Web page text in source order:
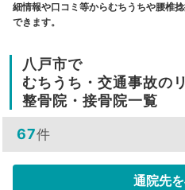
細情報や口コミ等からむちうちや腰椎
できます。
八戸市で
むちうち・交通事故の
整骨院・接骨院一覧
67件
通院先